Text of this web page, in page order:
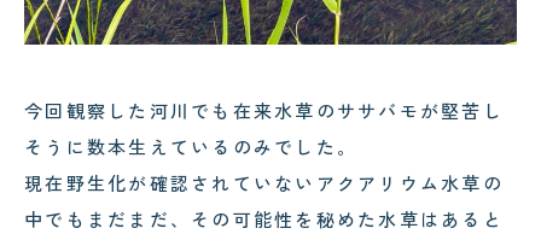
今回観察した河川でも在来水草のササバモが堅苦し
そうに数本生えているのみでした。
現在野生化が確認されていないアクアリウム水草の
中でもまだまだ、その可能性を秘めた水草はあると